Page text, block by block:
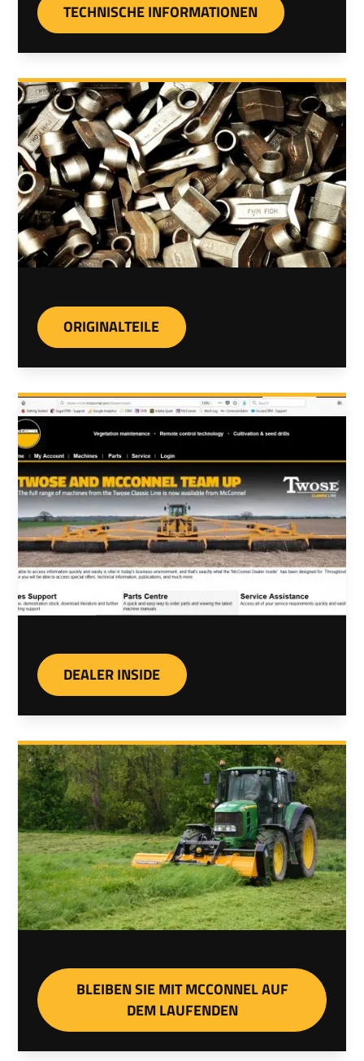
TECHNISCHE INFORMATIONEN
ORIGINALTEILE
DEALER INSIDE
BLEIBEN SIE MIT MCCONNEL AUF
DEM LAUFENDEN